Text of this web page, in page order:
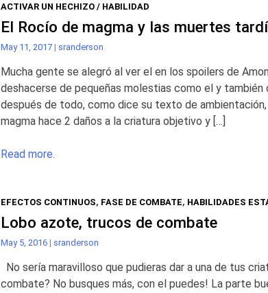
ACTIVAR UN HECHIZO / HABILIDAD
El Rocío de magma y las muertes
May 11, 2017 | sranderson
Mucha gente se alegró al ver el en los spoilers de
deshacerse de pequeñas molestias como el y también
después de todo, como dice su texto de
magma hace 2 daños a la criatura objetivo y […]
Read more.
EFECTOS CONTINUOS, FASE DE COMBATE, HABILIDADES
Lobo azote, trucos de combate
May 5, 2016 | sranderson
No sería maravilloso que pudieras dar a una de tus
combate? No busques más, con el puedes! La parte